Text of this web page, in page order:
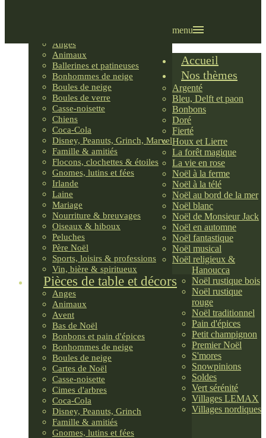
Anges
Animaux
Ballerines et patineuses
Bonhommes de neige
Boules de neige
Boules de verre
Casse-noisette
Chiens
Coca-Cola
Disney, Peanuts, Grinch, Marvel
Famille & amitiés
Flocons, clochettes & étoiles
Gnomes, lutins et fées
Irlande
Laine
Mariage
Nourriture & breuvages
Oiseaux & hiboux
Peluches
Père Noël
Sports, loisirs & professions
Vin, bière & spiritueux
Pièces de table et décors
Anges
Animaux
Avent
Bas de Noël
Bonbons et pain d'épices
Bonhommes de neige
Boules de neige
Cartes de Noël
Casse-noisette
Cimes d'arbres
Coca-Cola
Disney, Peanuts, Grinch
Famille & amitiés
Gnomes, lutins et fées
menu
Accueil
Nos thèmes
Argenté
Bleu, Delft et paon
Bonbons
Doré
Fierté
Houx et Lierre
La forêt magique
La vie en rose
Noël à la ferme
Noël à la télé
Noël au bord de la mer
Noël blanc
Noël de Monsieur Jack
Noël en automne
Noël fantastique
Noël musical
Noël religieux &
Hanoucca
Noël rustique bois
Noël rustique
rouge
Noël traditionnel
Pain d'épices
Petit champignon
Premier Noël
S'mores
Snowpinions
Soldes
Vert sérénité
Villages LEMAX
Villages nordiques